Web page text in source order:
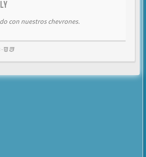
con nuestros chevrones.
-